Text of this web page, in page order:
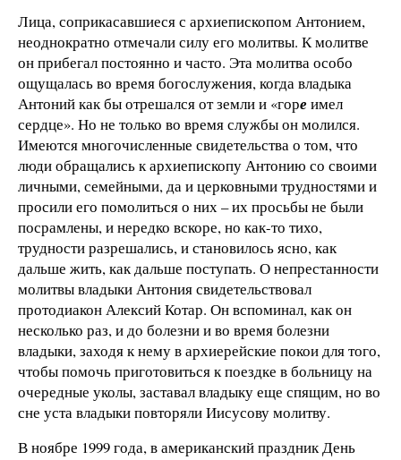
Лица, соприкасавшиеся с архиепископом Антонием,
неоднократно отмечали силу его молитвы. К молитве
он прибегал постоянно и часто. Эта молитва особо
ощущалась во время богослужения, когда владыка
Антоний как бы отрешался от земли и «горе имел
сердце». Но не только во время службы он молился.
Имеются многочисленные свидетельства о том, что
люди обращались к архиепископу Антонию со своими
личными, семейными, да и церковными трудностями и
просили его помолиться о них – их просьбы не были
посрамлены, и нередко вскоре, но как-то тихо,
трудности разрешались, и становилось ясно, как
дальше жить, как дальше поступать. О непрестанности
молитвы владыки Антония свидетельствовал
протодиакон Алексий Котар. Он вспоминал, как он
несколько раз, и до болезни и во время болезни
владыки, заходя к нему в архиерейские покои для того,
чтобы помочь приготовиться к поездке в больницу на
очередные уколы, заставал владыку еще спящим, но во
сне уста владыки повторяли Иисусову молитву.
В ноябре 1999 года, в американский праздник День